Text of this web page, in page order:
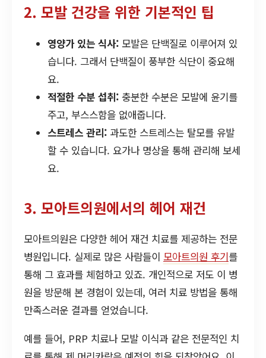
2. 모발 건강을 위한 기본적인 팁
영양가 있는 식사: 모발은 단백질로 이루어져 있
습니다. 그래서 단백질이 풍부한 식단이 중요해
요.
적절한 수분 섭취: 충분한 수분은 모발에 윤기를
주고, 부스스함을 없애줍니다.
스트레스 관리: 과도한 스트레스는 탈모를 유발
할 수 있습니다. 요가나 명상을 통해 관리해 보세
요.
3. 모아트의원에서의 헤어 재건
모아트의원은 다양한 헤어 재건 치료를 제공하는 전문
병원입니다. 실제로 많은 사람들이 모아트의원 후기를
통해 그 효과를 체험하고 있죠. 개인적으로 저도 이 병
원을 방문해 본 경험이 있는데, 여러 치료 방법을 통해
만족스러운 결과를 얻었습니다.
예를 들어, PRP 치료나 모발 이식과 같은 전문적인 치